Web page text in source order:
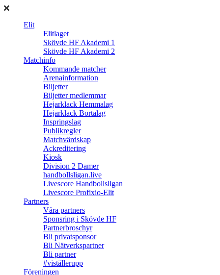
Elit
Elitlaget
Skövde HF Akademi 1
Skövde HF Akademi 2
Matchinfo
Kommande matcher
Arenainformation
Biljetter
Biljetter medlemmar
Hejarklack Hemmalag
Hejarklack Bortalag
Inspringslag
Publikregler
Matchvärdskap
Ackreditering
Kiosk
Division 2 Damer
handbollsligan.live
Livescore Handbollsligan
Livescore Profixio-Elit
Partners
Våra partners
Sponsring i Skövde HF
Partnerbroschyr
Bli privatsponsor
Bli Nätverkspartner
Bli partner
#viställerupp
Föreningen